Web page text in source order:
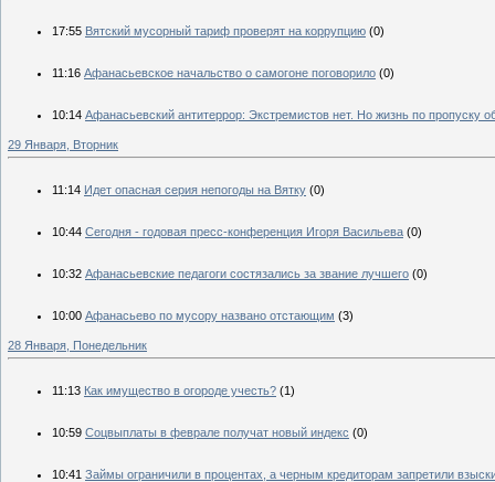
17:55 Вятский мусорный тариф проверят на коррупцию (0)
11:16 Афанасьевское начальство о самогоне поговорило (0)
10:14 Афанасьевский антитеррор: Экстремистов нет. Но жизнь по пропуску
29 Января, Вторник
11:14 Идет опасная серия непогоды на Вятку (0)
10:44 Сегодня - годовая пресс-конференция Игоря Васильева (0)
10:32 Афанасьевские педагоги состязались за звание лучшего (0)
10:00 Афанасьево по мусору названо отстающим (3)
28 Января, Понедельник
11:13 Как имущество в огороде учесть? (1)
10:59 Соцвыплаты в феврале получат новый индекс (0)
10:41 Займы ограничили в процентах, а черным кредиторам запретили